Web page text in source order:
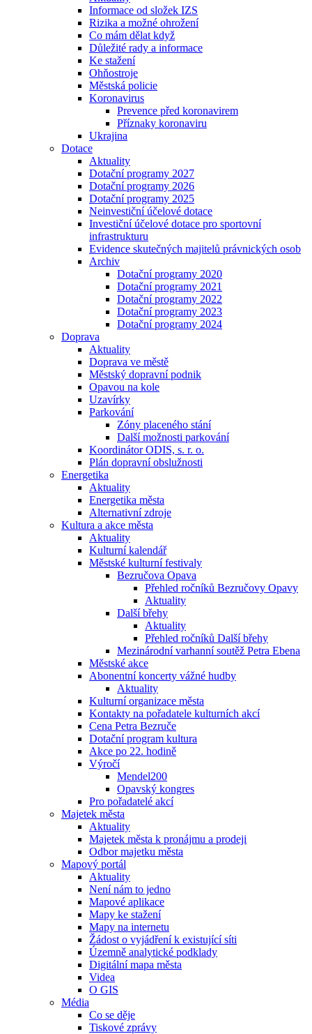
Informace od složek IZS
Rizika a možné ohrožení
Co mám dělat když
Důležité rady a informace
Ke stažení
Ohňostroje
Městská policie
Koronavirus
Prevence před koronavirem
Příznaky koronaviru
Ukrajina
Dotace
Aktuality
Dotační programy 2027
Dotační programy 2026
Dotační programy 2025
Neinvestiční účelové dotace
Investiční účelové dotace pro sportovní
infrastrukturu
Evidence skutečných majitelů právnických osob
Archiv
Dotační programy 2020
Dotační programy 2021
Dotační programy 2022
Dotační programy 2023
Dotační programy 2024
Doprava
Aktuality
Doprava ve městě
Městský dopravní podnik
Opavou na kole
Uzavírky
Parkování
Zóny placeného stání
Další možnosti parkování
Koordinátor ODIS, s. r. o.
Plán dopravní obslužnosti
Energetika
Aktuality
Energetika města
Alternativní zdroje
Kultura a akce města
Aktuality
Kulturní kalendář
Městské kulturní festivaly
Bezručova Opava
Přehled ročníků Bezručovy Opavy
Aktuality
Další břehy
Aktuality
Přehled ročníků Další břehy
Mezinárodní varhanní soutěž Petra Ebena
Městské akce
Abonentní koncerty vážné hudby
Aktuality
Kulturní organizace města
Kontakty na pořadatele kulturních akcí
Cena Petra Bezruče
Dotační program kultura
Akce po 22. hodině
Výročí
Mendel200
Opavský kongres
Pro pořadatelé akcí
Majetek města
Aktuality
Majetek města k pronájmu a prodeji
Odbor majetku města
Mapový portál
Aktuality
Není nám to jedno
Mapové aplikace
Mapy ke stažení
Mapy na internetu
Žádost o vyjádření k existující síti
Územně analytické podklady
Digitální mapa města
Videa
O GIS
Média
Co se děje
Tiskové zprávy